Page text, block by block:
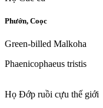
Phướn, Coọc
Green-billed Malkoha
Phaenicophaeus tristis
Họ Đớp ruồi cựu thế giới